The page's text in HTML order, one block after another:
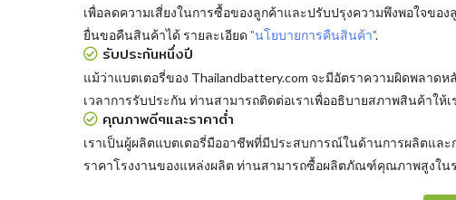
เพื่อลดความเสี่ยงในการซื้อของลูกค้าและปรับปรุงความพึงพอใจขอ
ยื่นขอคืนสินค้าได้ รายละเอียด "นโยบายการคืนสินค้า".
รับประกันหนึ่งปี
แม้ว่าแบตเตอรี่ของ Thailandbattery.com จะมีอัตราความผิดพลาดห
เวลาการรับประกัน ท่านสามารถติดต่อเราเพื่ออธิบายสภาพสินค้าใ
คุณภาพดีๆและราคาต่ำ
เราเป็นผู้ผลิตแบตเตอรี่มืออาชีพที่มีประสบการณ์ในด้านการผลิตแ
ราคาโรงงานของแหล่งผลิต ท่านสามารถซื้อผลิตภัณฑ์คุณภาพสูงใน